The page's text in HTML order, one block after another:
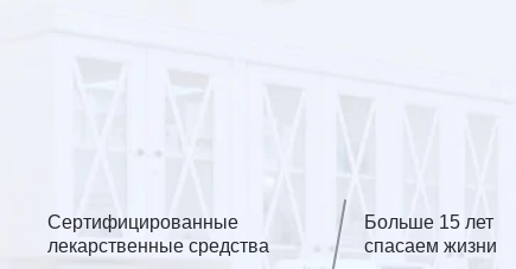
Сертифицированные
лекарственные средства
Больше 15 лет
спасаем жизни